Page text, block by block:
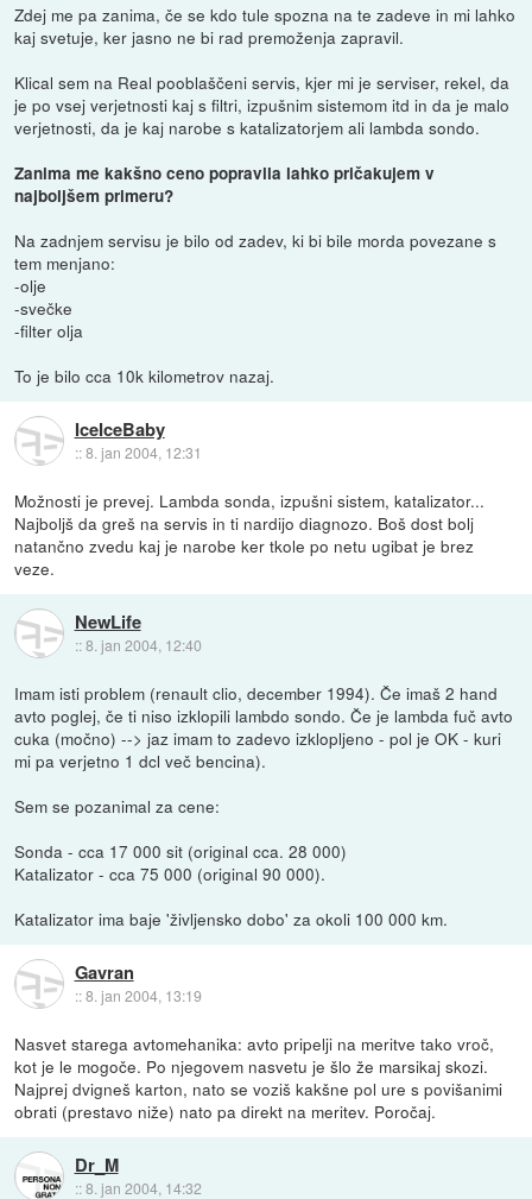
Zdej me pa zanima, če se kdo tule spozna na te zadeve in mi lahko
kaj svetuje, ker jasno ne bi rad premoženja zapravil.
Klical sem na Real pooblaščeni servis, kjer mi je serviser, rekel, da
je po vsej verjetnosti kaj s filtri, izpušnim sistemom itd in da je malo
verjetnosti, da je kaj narobe s katalizatorjem ali lambda sondo.
Zanima me kakšno ceno popravila lahko pričakujem v
najboljšem primeru?
Na zadnjem servisu je bilo od zadev, ki bi bile morda povezane s
tem menjano:
-olje
-svečke
-filter olja
To je bilo cca 10k kilometrov nazaj.
IceIceBaby
::8. jan 2004, 12:31
Možnosti je prevej. Lambda sonda, izpušni sistem, katalizator...
Najboljš da greš na servis in ti nardijo diagnozo. Boš dost bolj
natančno zvedu kaj je narobe ker tkole po netu ugibat je brez
veze.
NewLife
::8. jan 2004, 12:40
Imam isti problem (renault clio, december 1994). Če imaš 2 hand
avto poglej, če ti niso izklopili lambdo sondo. Če je lambda fuč avto
cuka (močno) --> jaz imam to zadevo izklopljeno - pol je OK - kuri
mi pa verjetno 1 dcl več bencina).
Sem se pozanimal za cene:
Sonda - cca 17 000 sit (original cca. 28 000)
Katalizator - cca 75 000 (original 90 000).
Katalizator ima baje 'življensko dobo' za okoli 100 000 km.
Gavran
::8. jan 2004, 13:19
Nasvet starega avtomehanika: avto pripelji na meritve tako vroč,
kot je le mogoče. Po njegovem nasvetu je šlo že marsikaj skozi.
Najprej dvigneš karton, nato se voziš kakšne pol ure s povišanimi
obrati (prestavo niže) nato pa direkt na meritev. Poročaj.
Dr_M
::8. jan 2004, 14:32